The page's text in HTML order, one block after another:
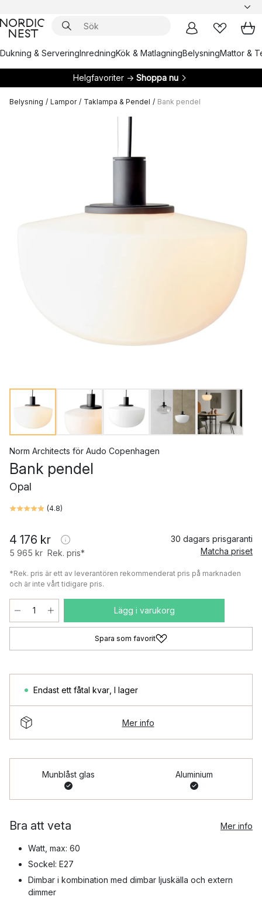
Dukning & ServeringInredningKök & MatlagningBelysningMattor &
Helgfavoriter → Shoppa nu
Belysning / Lampor / Taklampa & Pendel / Bank pendel
Norm Architects för Audo Copenhagen
Bank pendel
Opal
(4.8)
4 176 kr
5 965 kr Rek. pris*
30 dagars prisgaranti
Matcha priset
*Rek. pris är ett av leverantören rekommenderat pris på marknaden
och är inte vårt tidigare pris.
Lägg i varukorg
Spara som favorit
Endast ett fåtal kvar I lager
Mer info
Munblåst glas Aluminium
Bra att veta Mer info
Watt, max: 60
Sockel: E27
Dimbar i kombination med dimbar ljuskälla och extern
dimmer